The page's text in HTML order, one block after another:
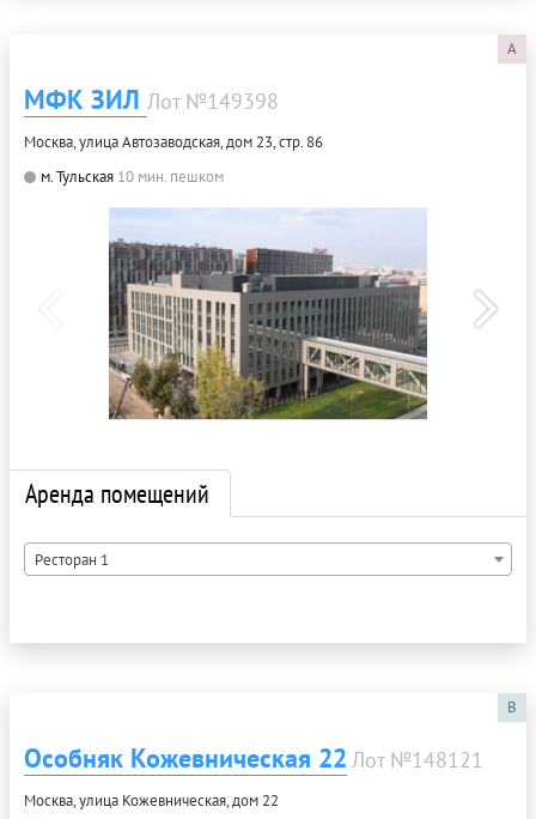
A
МФК ЗИЛ Лот №149398
Москва, улица Автозаводская, дом 23, стр. 86
м. Тульская 10 мин. пешком
Аренда помещений
Ресторан 1
B
Особняк Кожевническая 22 Лот №148121
Москва, улица Кожевническая, дом 22